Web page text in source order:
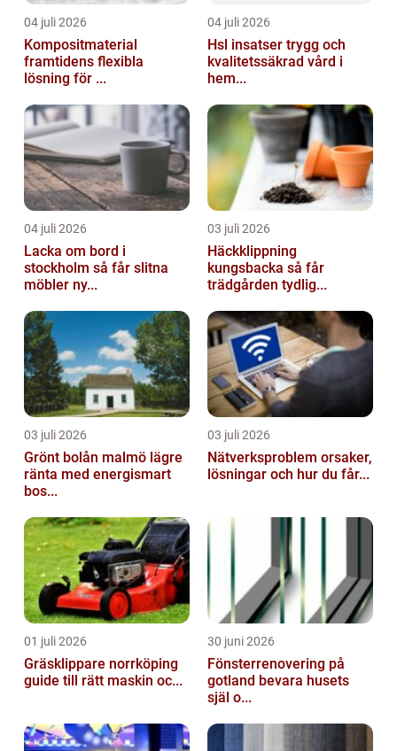
04 juli 2026
Kompositmaterial
framtidens flexibla
lösning för ...
04 juli 2026
Hsl insatser trygg och
kvalitetssäkrad vård i
hem...
04 juli 2026
Lacka om bord i
stockholm så får slitna
möbler ny...
03 juli 2026
Häckklippning
kungsbacka så får
trädgården tydlig...
03 juli 2026
Grönt bolån malmö lägre
ränta med energismart
bos...
03 juli 2026
Nätverksproblem orsaker,
lösningar och hur du får...
01 juli 2026
Gräsklippare norrköping
guide till rätt maskin oc...
30 juni 2026
Fönsterrenovering på
gotland bevara husets
själ o...